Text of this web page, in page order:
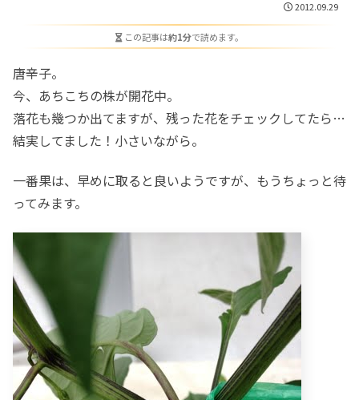
2012.09.29
この記事は約1分で読めます。
唐辛子。
今、あちこちの株が開花中。
落花も幾つか出てますが、残った花をチェックしてたら…
結実してました！小さいながら。
一番果は、早めに取ると良いようですが、もうちょっと待
ってみます。